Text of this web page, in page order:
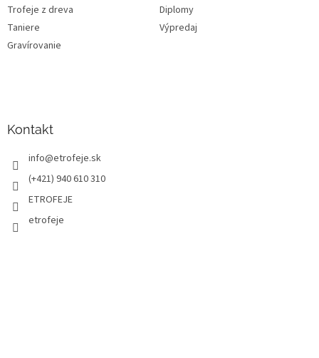
Trofeje z dreva
Diplomy
Taniere
Výpredaj
Gravírovanie
Kontakt
info@etrofeje.sk
(+421) 940 610 310
ETROFEJE
etrofeje